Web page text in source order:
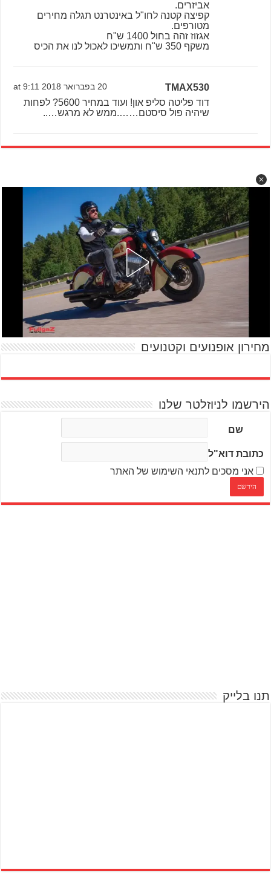
אביזרים.
קפיצה קטנה לחו"ל באינטרנט תגלה מחירים
מטורפים.
אגזוז זהה בחול 1400 ש"ח
משקף 350 ש"ח ותמשיכו לאכול לנו את הכיס
TMAX530 20 בפברואר 2018 at 9:11
דוד פליטה סליפ און! ועוד במחיר 5600? לפחות
שיהיה פול סיסטם…….ממש לא מרגש…..
מחירון אופנועים וקטנועים
הירשמו לניוזלטר שלנו
שם
כתובת דוא"ל
אני מסכים לתנאי השימוש של האתר
תנו בלייק